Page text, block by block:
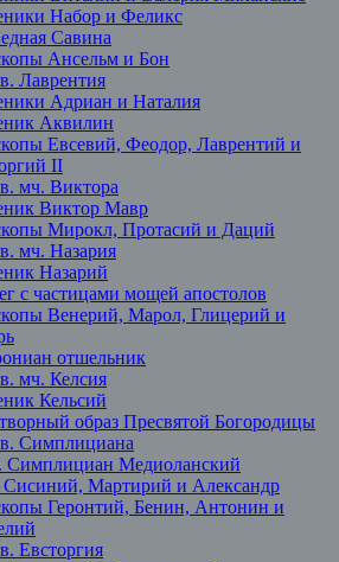
Набор и Феликс
Савина
Ансельм и Бон
Лаврентия
Адриан и Наталия
Аквилин
Евсевий, Феодор, Лаврентий и
II
мч. Виктора
Виктор Мавр
Мирокл, Протасий и Даций
мч. Назария
Назарий
с частицами мощей апостолов
Венерий, Марол, Глицерий и
отшельник
мч. Келсия
Кельсий
образ Пресвятой Богородицы
Симплициана
Симплициан Медиоланский
Мартирий и Александр
Геронтий, Бенин, Антонин и
Евсторгия